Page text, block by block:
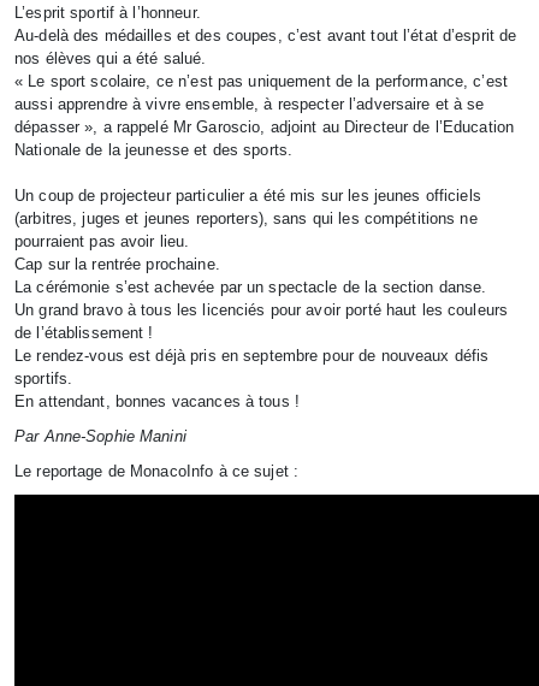
​L’esprit sportif à l’honneur.
​Au-delà des médailles et des coupes, c’est avant tout l’état d’esprit de
nos élèves qui a été salué.
​« Le sport scolaire, ce n’est pas uniquement de la performance, c’est
aussi apprendre à vivre ensemble, à respecter l’adversaire et à se
dépasser », a rappelé Mr Garoscio, adjoint au Directeur de l’Education
Nationale de la jeunesse et des sports.
Un coup de projecteur particulier a été mis sur les jeunes officiels
(arbitres, juges et jeunes reporters), sans qui les compétitions ne
pourraient pas avoir lieu.
​Cap sur la rentrée prochaine.
​La cérémonie s’est achevée par un spectacle de la section danse.
Un grand bravo à tous les licenciés pour avoir porté haut les couleurs
de l’établissement !
​Le rendez-vous est déjà pris en septembre pour de nouveaux défis
sportifs.
En attendant, bonnes vacances à tous !
Par Anne-Sophie Manini
Le reportage de MonacoInfo à ce sujet :